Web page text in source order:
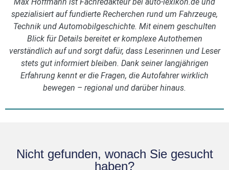
spezialisiert auf fundierte Recherchen rund um Fahrzeuge,
Technik und Automobilgeschichte. Mit einem geschulten
Blick für Details bereitet er komplexe Autothemen
verständlich auf und sorgt dafür, dass Leserinnen und Leser
stets gut informiert bleiben. Dank seiner langjährigen
Erfahrung kennt er die Fragen, die Autofahrer wirklich
bewegen – regional und darüber hinaus.
Nicht gefunden, wonach Sie gesucht
haben?